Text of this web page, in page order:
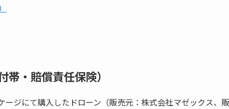
・賠償責任保険）
ージにて購入したドローン（販売元：株式会社マゼックス、